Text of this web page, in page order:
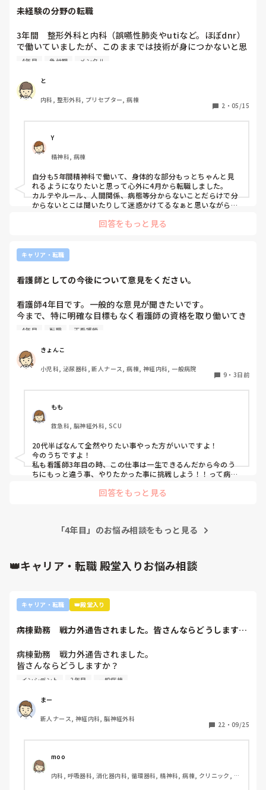
未経験の分野の転職
3年間　整形外科と内科（誤嚥性肺炎やutiなど。ほぼdnr）
で働いていましたが、このままでは技術が身につかないと思
い今年度から消化器の急性期病棟で働き始めました。ルール
きないんだと思ってしまい辛いです。看護師向いてない。他
の職種になりたいと思ってしまいます。
同じ様な経験をしたことがある方どの様に乗り越えたか話を
4年目 急性期 メンタル
と
内科, 整形外科, プリセプター, 病棟
2 ・ 05/15
Y
精神科, 病棟
自分も5年間精神科で働いて、身体的な部分もっとちゃんと見
れるようになりたいと思って心外に4月から転職しました。
カルテやルール、人間関係、病態等分からないことだらけで分
からないとこは聞いたりして迷惑かけてるなぁと思いながら働
周りと比較して全然出来てなくてメンタルズタボロですが、入
自分も乗り越え方は全然分かりませんが、そのうち慣れて出来
るようになると日々唱えながら働いてます。
回答をもっと見る
キャリア・転職
看護師としての今後について意見をください。
看護師4年目です。一般的な意見が聞きたいです。
今まで、特に明確な目標もなく看護師の資格を取り働いてき
ました。なんとなく急性期で看護師っぽく働きたいた思い急
科へ転職し、今に至ります。業務内容は可もなく不可もなく
という感じですが、今後絶対にやりたくない業務内容が増え
てくることが決まってます。今後の人生を考えた時に、同じ
じました。(給料は上がらないし、業務は嫌なものが増えて
くるし)今自分が何をしたいかを考えた時、挑戦したい分野
があることに気がつきました。元々やりたいと決めたら突っ
走ってしまうタイプなのですが、やらないよりやって後悔な
方がいいのかなとも自分の中では思ってしまいます。やりた
いことは、専門学校に2年は通う必要があります。現在20代
半ばです。看護師としての安定を取るか、自分の気持ちを優
先し挑戦してみるか、皆さんの意見を参考にしたいです。
4年目 転職 正看護師
きょんこ
小児科, 泌尿器科, 新人ナース, 病棟, 神経内科, 一般病院
9 ・ 3日前
もも
救急科, 脳神経外科, SCU
20代半ばなんて全然やりたい事やった方がいいですよ！
今のうちですよ！
私も看護師3年目の時、この仕事は一生できるんだから今のう
ちにもっと違う事、やりたかった事に挑戦しよう！！って病院
護師の仕事も好きだし金銭面の事もあり😅結局戻りましたが、
ます。頑張ってください！！
回答をもっと見る
「4年目」のお悩み相談をもっと見る
👑キャリア・転職 殿堂入りお悩み相談
キャリア・転職 👑殿堂入り
病棟勤務　戦力外通告されました。皆さんならどうします
病棟勤務　戦力外通告されました。
皆さんならどうしますか？
2年目です。1年目はゆるい部署にいましたが、人間関係が原
からの人間関係は良好です。
ですが、異動してから薬剤に関するインシデントを4件ほど
起こし、優先順位や多重課題ができていないのでは？という
い』『一人を持って看護のつながりを持って』ということで
受け持ち1人になりました。
複数受け持ちに戻るよう、1ヶ月間1年目のように勉強したり
と業務に臨んできました。
インシデント 2年目 一般病棟
まー
新人ナース, 神経内科, 脳神経外科
22 ・ 09/25
moo
内科, 呼吸器科, 消化器内科, 循環器科, 精神科, 病棟, クリニック, リ